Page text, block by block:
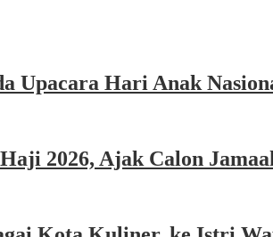
Upacara Hari Anak
2026, Ajak Calon